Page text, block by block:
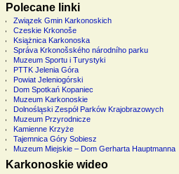
Polecane linki
Związek Gmin Karkonoskich
Czeskie Krkonoše
Książnica Karkonoska
Správa Krkonošského národního parku
Muzeum Sportu i Turystyki
PTTK Jelenia Góra
Powiat Jeleniogórski
Dom Spotkań Kopaniec
Muzeum Karkonoskie
Dolnośląski Zespół Parków Krajobrazowych
Muzeum Przyrodnicze
Kamienne Krzyże
Tajemnica Góry Sobiesz
Muzeum Miejskie – Dom Gerharta Hauptmanna
Karkonoskie wideo